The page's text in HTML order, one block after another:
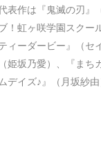
表作は『鬼滅の刃』
！虹ヶ咲学園スクー
ィーダービー』（セ
（姫坂乃愛）、『ま
デイズ♪』（月坂紗由